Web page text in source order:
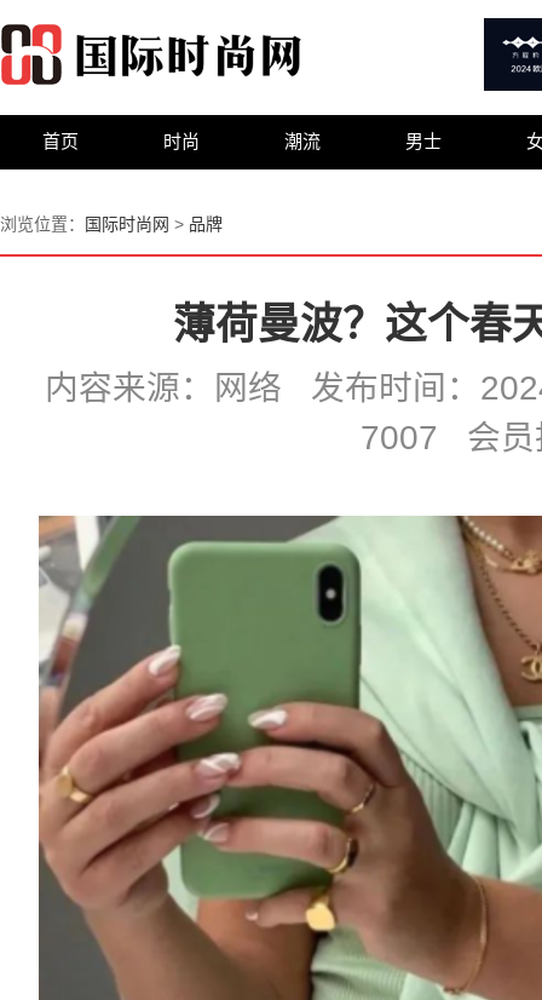
首页 时尚 潮流 男士
浏览位置： 国际时尚网 > 品牌
薄荷曼波？这个春
内容来源：网络 发布时间：
7007 会员